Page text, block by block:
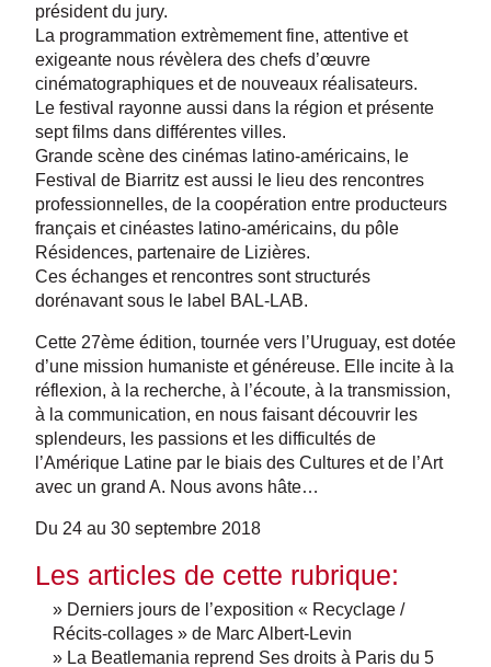
président du jury.
La programmation extrèmement fine, attentive et
exigeante nous révèlera des chefs d’œuvre
cinématographiques et de nouveaux réalisateurs.
Le festival rayonne aussi dans la région et présente
sept films dans différentes villes.
Grande scène des cinémas latino-américains, le
Festival de Biarritz est aussi le lieu des rencontres
professionnelles, de la coopération entre producteurs
français et cinéastes latino-américains, du pôle
Résidences, partenaire de Lizières.
Ces échanges et rencontres sont structurés
dorénavant sous le label BAL-LAB.
Cette 27ème édition, tournée vers l’Uruguay, est dotée
d’une mission humaniste et généreuse. Elle incite à la
réflexion, à la recherche, à l’écoute, à la transmission,
à la communication, en nous faisant découvrir les
splendeurs, les passions et les difficultés de
l’Amérique Latine par le biais des Cultures et de l’Art
avec un grand A. Nous avons hâte…
Du 24 au 30 septembre 2018
Les articles de cette rubrique:
» Derniers jours de l’exposition « Recyclage /
Récits-collages » de Marc Albert-Levin
» La Beatlemania reprend Ses droits à Paris du 5